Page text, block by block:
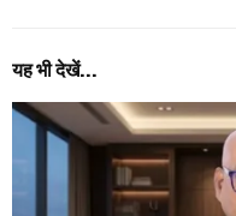
यह भी देखें...